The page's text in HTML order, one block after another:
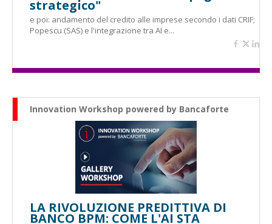
strategico"
e poi: andamento del credito alle imprese secondo i dati CRIF;
Popescu (SAS) e l'integrazione tra AI e...
Innovation Workshop powered by Bancaforte
LA RIVOLUZIONE PREDITTIVA DI
BANCO BPM: COME L'AI STA